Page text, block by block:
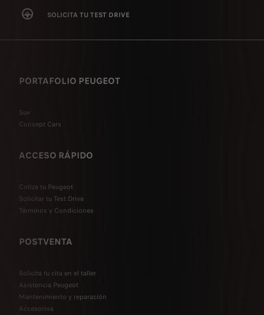
SOLICITA TU TEST DRIVE
PORTAFOLIO PEUGEOT
Suv
Concept Cars
ACCESO RÁPIDO
Cotiza tu Peugeot
Solicitar tu Test Drive
Términos y Condiciones
POSTVENTA
Solicita tu cita en el taller
Asistencia Peugeot
Mantenimiento y reparación
Accesorios